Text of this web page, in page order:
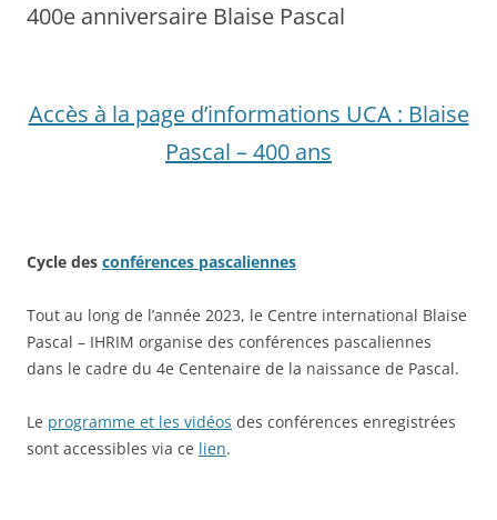
400e anniversaire Blaise Pascal
Accès à la page d’informations UCA : Blaise
Pascal – 400 ans
Cycle des conférences pascaliennes
Tout au long de l’année 2023, le Centre international Blaise
Pascal – IHRIM organise des conférences pascaliennes
dans le cadre du 4e Centenaire de la naissance de Pascal.
Le programme et les vidéos des conférences enregistrées
sont accessibles via ce lien.